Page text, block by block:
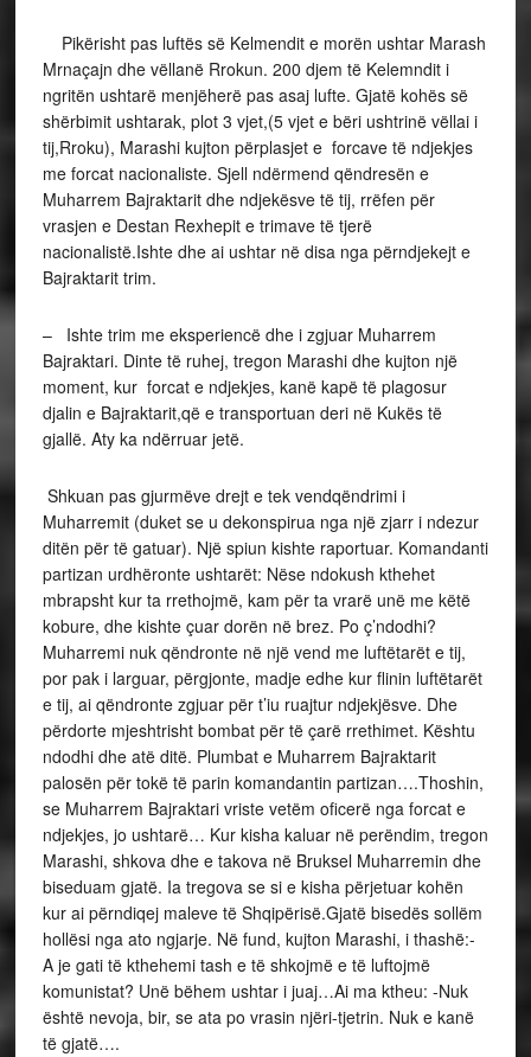
Pikërisht pas luftës së Kelmendit e morën ushtar Marash
Mrnaçajn dhe vëllanë Rrokun. 200 djem të Kelemndit i
ngritën ushtarë menjëherë pas asaj lufte. Gjatë kohës së
shërbimit ushtarak, plot 3 vjet,(5 vjet e bëri ushtrinë vëllai i
tij,Rroku), Marashi kujton përplasjet e forcave të ndjekjes
me forcat nacionaliste. Sjell ndërmend qëndresën e
Muharrem Bajraktarit dhe ndjekësve të tij, rrëfen për
vrasjen e Destan Rexhepit e trimave të tjerë
nacionalistë.Ishte dhe ai ushtar në disa nga përndjekejt e
Bajraktarit trim.
– Ishte trim me eksperiencë dhe i zgjuar Muharrem
Bajraktari. Dinte të ruhej, tregon Marashi dhe kujton një
moment, kur forcat e ndjekjes, kanë kapë të plagosur
djalin e Bajraktarit,që e transportuan deri në Kukës të
gjallë. Aty ka ndërruar jetë.
Shkuan pas gjurmëve drejt e tek vendqëndrimi i
Muharremit (duket se u dekonspirua nga një zjarr i ndezur
ditën për të gatuar). Një spiun kishte raportuar. Komandanti
partizan urdhëronte ushtarët: Nëse ndokush kthehet
mbrapsht kur ta rrethojmë, kam për ta vrarë unë me këtë
kobure, dhe kishte çuar dorën në brez. Po ç’ndodhi?
Muharremi nuk qëndronte në një vend me luftëtarët e tij,
por pak i larguar, përgjonte, madje edhe kur flinin luftëtarët
e tij, ai qëndronte zgjuar për t’iu ruajtur ndjekjësve. Dhe
përdorte mjeshtrisht bombat për të çarë rrethimet. Kështu
ndodhi dhe atë ditë. Plumbat e Muharrem Bajraktarit
palosën për tokë të parin komandantin partizan….Thoshin,
se Muharrem Bajraktari vriste vetëm oficerë nga forcat e
ndjekjes, jo ushtarë… Kur kisha kaluar në perëndim, tregon
Marashi, shkova dhe e takova në Bruksel Muharremin dhe
biseduam gjatë. Ia tregova se si e kisha përjetuar kohën
kur ai përndiqej maleve të Shqipërisë.Gjatë bisedës sollëm
hollësi nga ato ngjarje. Në fund, kujton Marashi, i thashë:-
A je gati të kthehemi tash e të shkojmë e të luftojmë
komunistat? Unë bëhem ushtar i juaj…Ai ma ktheu: -Nuk
është nevoja, bir, se ata po vrasin njëri-tjetrin. Nuk e kanë
të gjatë….